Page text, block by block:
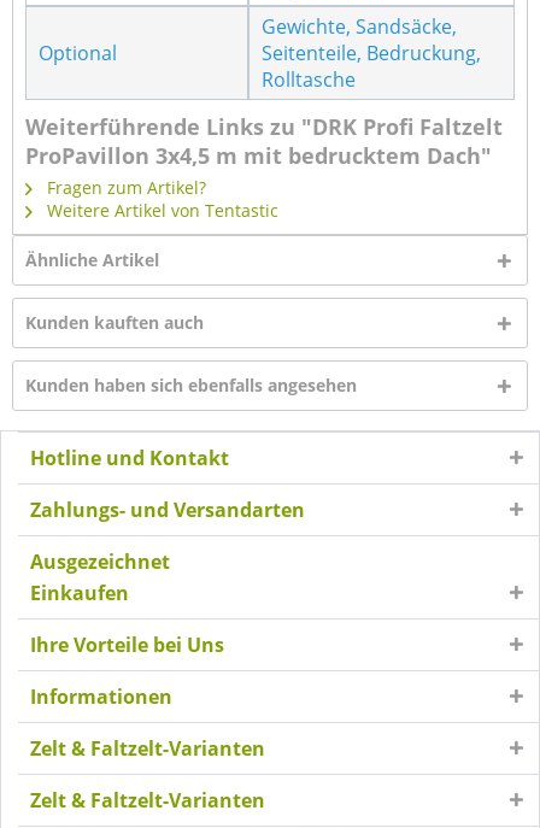
Optional
Gewichte, Sandsäcke,
Seitenteile, Bedruckung,
Rolltasche
Weiterführende Links zu "DRK Profi Faltzelt
ProPavillon 3x4,5 m mit bedrucktem Dach"
Fragen zum Artikel?
Weitere Artikel von Tentastic
Ähnliche Artikel
Kunden kauften auch
Kunden haben sich ebenfalls angesehen
Hotline und Kontakt
Zahlungs- und Versandarten
Ausgezeichnet
Einkaufen
Ihre Vorteile bei Uns
Informationen
Zelt & Faltzelt-Varianten
Zelt & Faltzelt-Varianten